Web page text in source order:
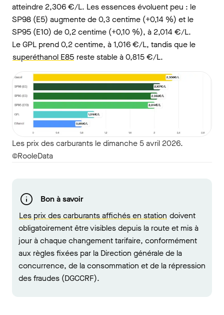
atteindre 2,306 €/L. Les essences évoluent peu : le
SP98 (E5) augmente de 0,3 centime (+0,14 %) et le
SP95 (E10) de 0,2 centime (+0,10 %), à 2,014 €/L.
Le GPL prend 0,2 centime, à 1,016 €/L, tandis que le
superéthanol E85 reste stable à 0,815 €/L.
Les prix des carburants le dimanche 5 avril 2026.
©RooleData
Bon à savoir
Les prix des carburants affichés en station doivent
obligatoirement être visibles depuis la route et mis à
jour à chaque changement tarifaire, conformément
aux règles fixées par la Direction générale de la
concurrence, de la consommation et de la répression
des fraudes (DGCCRF).